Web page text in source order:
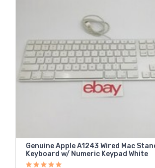
Genuine Apple A1243 Wired Mac
Keyboard w/ Numeric Keypad White